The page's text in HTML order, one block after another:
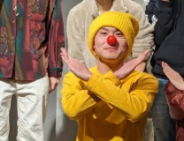
映像・映画
ビジネス・起業
まちづくり・地域活性化